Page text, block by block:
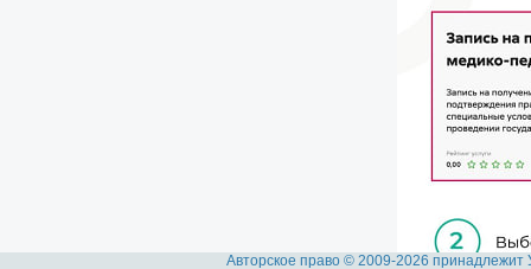
Авторское право © 2009-2026 принадлежит